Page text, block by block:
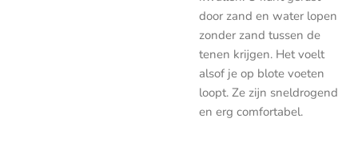
door zand en water lopen
zonder zand tussen de
tenen krijgen. Het voelt
alsof je op blote voeten
loopt. Ze zijn sneldrogend
en erg comfortabel.